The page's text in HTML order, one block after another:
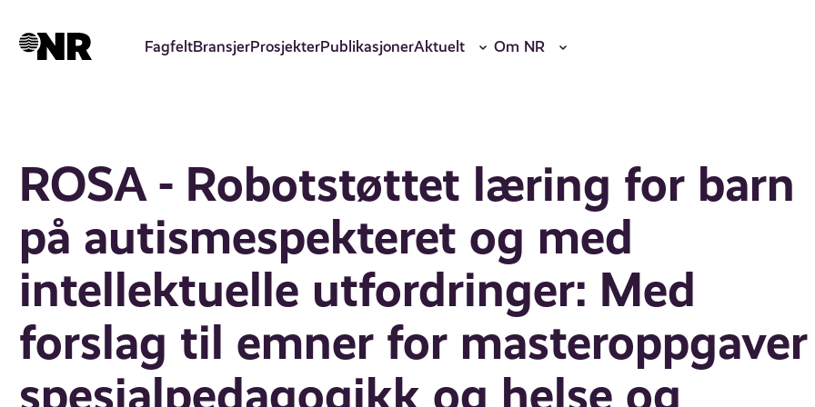
hovedinnhold
FagfeltBransjerProsjekterPublikasjonerAktuelt Om NR
ROSA - Robotstøttet læring for barn
på autismespekteret og med
intellektuelle utfordringer: Med
forslag til emner for masteroppgaver
spesialpedagogikk og helse og